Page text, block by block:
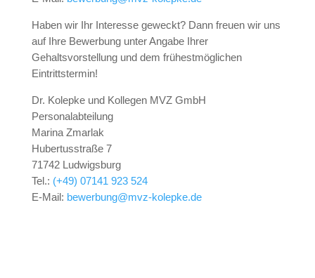
Haben wir Ihr Interesse geweckt? Dann freuen wir uns
auf Ihre Bewerbung unter Angabe Ihrer
Gehaltsvorstellung und dem frühestmöglichen
Eintrittstermin!
Dr. Kolepke und Kollegen MVZ GmbH
Personalabteilung
Marina Zmarlak
Hubertusstraße 7
71742 Ludwigsburg
Tel.: (+49) 07141 923 524
E-Mail: bewerbung@mvz-kolepke.de